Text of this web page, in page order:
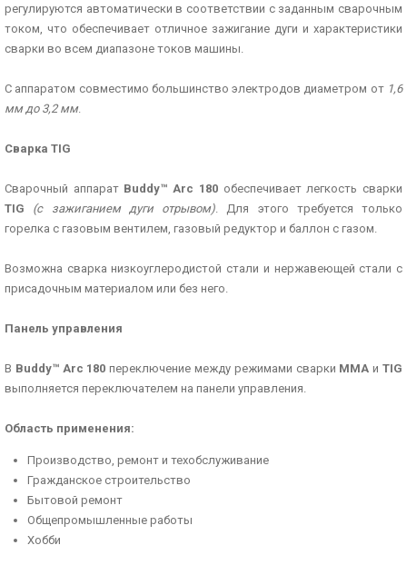
регулируются автоматически в соответствии с заданным сварочным
током, что обеспечивает отличное зажигание дуги и характеристики
сварки во всем диапазоне токов машины.
С аппаратом совместимо большинство электродов диаметром от 1,6
мм до 3,2 мм.
Сварка TIG
Сварочный аппарат Buddy™ Arc 180обеспечивает легкость сварки
TIG
(с зажиганием дуги отрывом) . Для этого требуется только
горелка с газовым вентилем, газовый редуктор и баллон с газом.
Возможна сварка низкоуглеродистой стали и нержавеющей стали с
присадочным материалом или без него.
Панель управления
В Buddy™ Arc 180 переключение между режимами сварки MMA иTIG
выполняется переключателем на панели управления.
Область применения:
Производство, ремонт и техобслуживание
Гражданское строительство
Бытовой ремонт
Общепромышленные работы
Хобби